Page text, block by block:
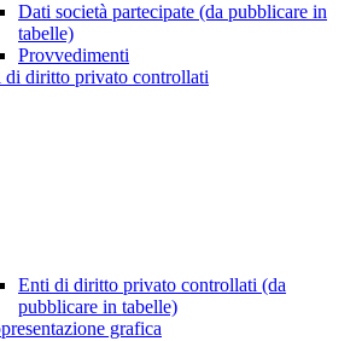
Dati società partecipate (da pubblicare in
tabelle)
Provvedimenti
di diritto privato controllati
Enti di diritto privato controllati (da
pubblicare in tabelle)
grafica